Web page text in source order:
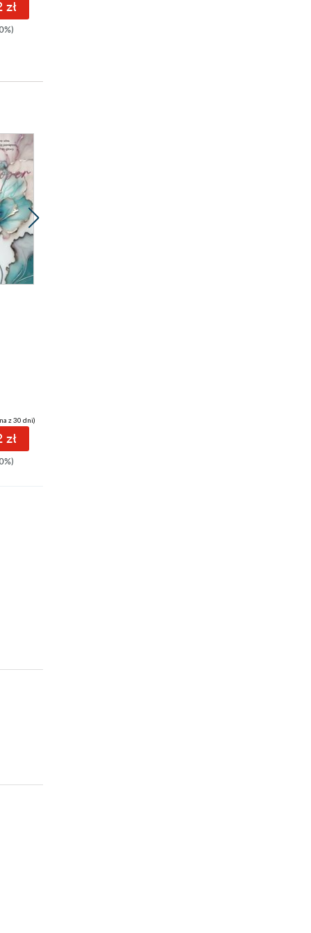
zł
z 30 dni)
zł